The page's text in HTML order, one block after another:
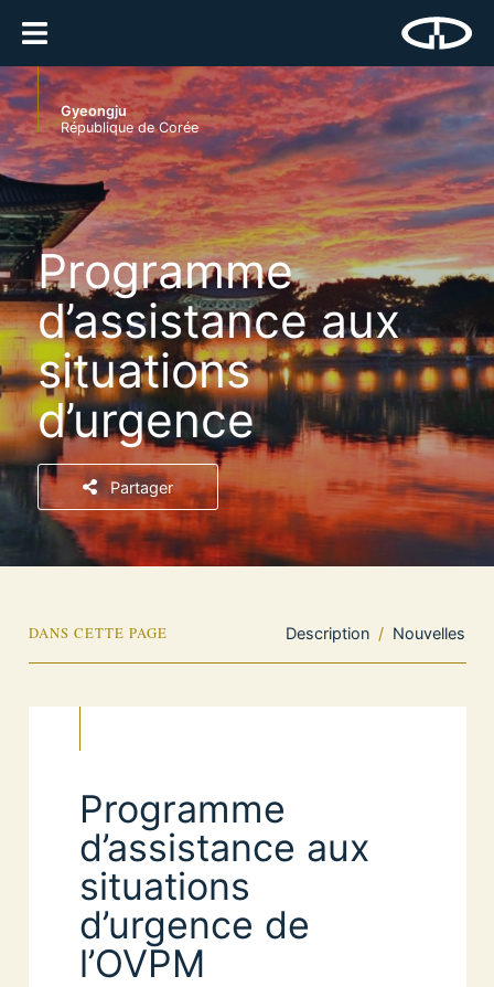
Gyeongju
République de Corée
Programme
d’assistance aux
situations
d’urgence
Partager
DANS CETTE PAGE Description / Nouvelles
Programme
d’assistance aux
situations
d’urgence de
l’OVPM